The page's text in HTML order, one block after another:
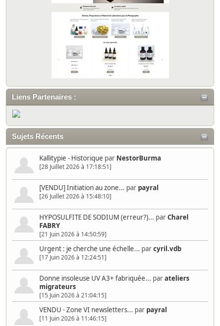
Liens Partenaires :
Sujets Récents
Kallitypie - Historique par NestorBurma
[28 Juillet 2026 à 17:18:51]
[VENDU] Initiation au zone... par payral
[26 Juillet 2026 à 15:48:10]
HYPOSULFITE DE SODIUM (erreur?)... parCharel
FABRY
[21 Juin 2026 à 14:50:59]
Urgent : je cherche une échelle... parcyril.vdb
[17 Juin 2026 à 12:24:51]
Donne insoleuse UV A3+ fabriquée... parateliers
migrateurs
[15 Juin 2026 à 21:04:15]
VENDU - Zone VI newsletters... par payral
[11 Juin 2026 à 11:46:15]